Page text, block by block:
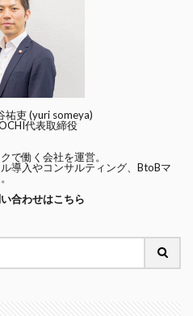
祐吏 (yuri someya)
代表取締役
で働く会社を運営。
導入やコンサルティング、BtoBマ
合わせはこちら